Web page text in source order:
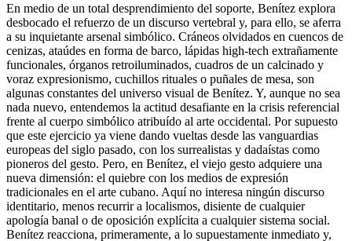
En medio de un total desprendimiento del soporte, Benítez explora
desbocado el refuerzo de un discurso vertebral y, para ello, se aferra
a su inquietante arsenal simbólico. Cráneos olvidados en cuencos de
cenizas, ataúdes en forma de barco, lápidas high-tech extrañamente
funcionales, órganos retroiluminados, cuadros de un calcinado y
voraz expresionismo, cuchillos rituales o puñales de mesa, son
algunas constantes del universo visual de Benítez. Y, aunque no sea
nada nuevo, entendemos la actitud desafiante en la crisis referencial
frente al cuerpo simbólico atribuído al arte occidental. Por supuesto
que este ejercicio ya viene dando vueltas desde las vanguardias
europeas del siglo pasado, con los surrealistas y dadaístas como
pioneros del gesto. Pero, en Benítez, el viejo gesto adquiere una
nueva dimensión: el quiebre con los medios de expresión
tradicionales en el arte cubano. Aquí no interesa ningún discurso
identitario, menos recurrir a localismos, disiente de cualquier
apología banal o de oposición explícita a cualquier sistema social.
Benítez reacciona, primeramente, a lo supuestamente inmediato y,